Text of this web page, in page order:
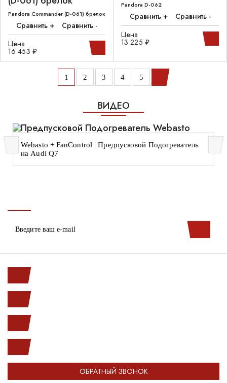
Pandora Commander (D-061) брелок
Сравнить +
Сравнить -
Цена
16 453 ₽
Pandora D-062
Сравнить +
Сравнить -
Цена
13 225 ₽
1 2 3 4 5
ВИДЕО
Webasto + FanControl | Предпусковой Подогреватель
на Audi Q7
ОБРАТНЫЙ ЗВОНОК